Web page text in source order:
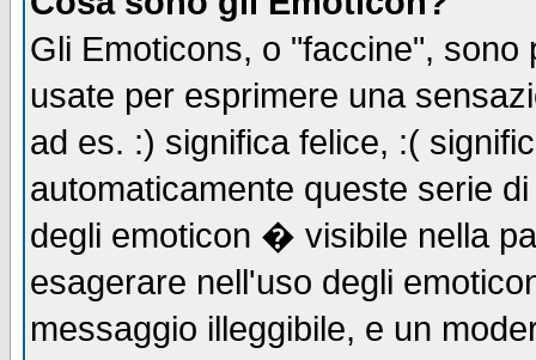
Gli Emoticons, o "faccine",
usate per esprimere una
ad es. :) significa felice, :(
automaticamente queste serie
degli emoticon � visibile nella
esagerare nell'uso degli
messaggio illeggibile, e un